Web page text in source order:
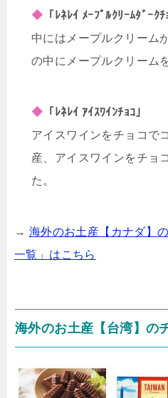
◆ 「ﾚﾈﾚｲ ﾒｰﾌﾟﾙｸﾘｰﾑﾀﾞｰｸﾁ
中にはメープルクリーム
の中にメープルクリーム
◆ 「ﾚﾈﾚｲ ｱｲｽﾜｲﾝﾁｮｺ」
アイスワインをチョコで
産、アイスワインをチョ
た。
→ 海外のお土産【カナダ】
一覧」はこちら
海外のお土産【台湾】の